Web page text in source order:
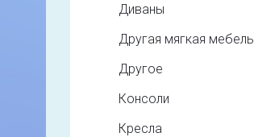
Диваны
Другая мягкая мебель
Другое
Консоли
Кресла